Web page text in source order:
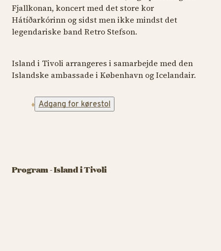
Fjallkonan, koncert med det store kor
Hátíðarkórinn og sidst men ikke mindst det
legendariske band Retro Stefson.
Island i Tivoli arrangeres i samarbejde med den
Islandske ambassade i København og Icelandair.
Adgang for kørestol
Program - Island i Tivoli
islandske
ambassadør i